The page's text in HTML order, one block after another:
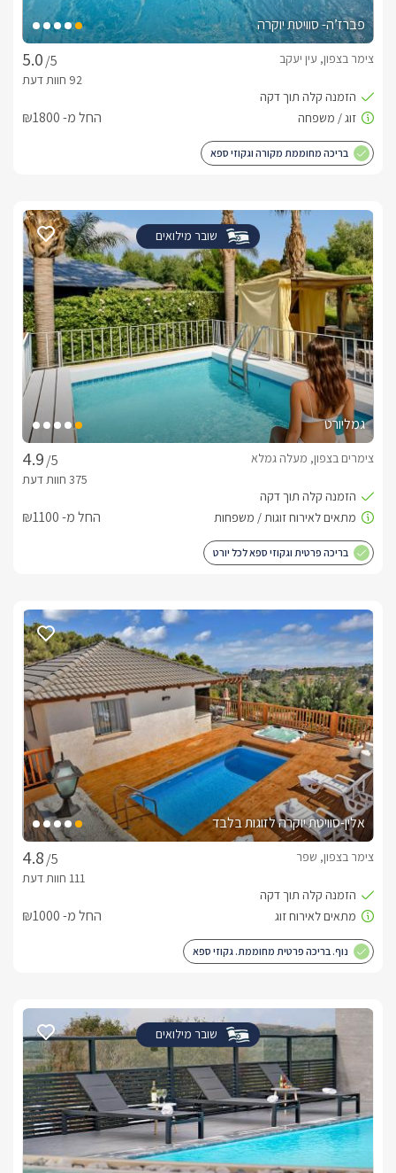
פברז’ה- סוויטת יוקרה
/5
צימר בצפון, עין יעקב
החל מ- ₪1800
בריכה מחוממת מקורה וגקוזי ספא
שובר מילואים
גמליורט
/5
צימרים בצפון, מעלה גמלא
החל מ- ₪1100
בריכה פרטית וגקוזי ספא לכל יורט
אלין-סוויטת יוקרה לזוגות בלבד
/5
צימר בצפון, שפר
החל מ- ₪1000
נוף. בריכה פרטית מחוממת. גקוזי ספא
שובר מילואים